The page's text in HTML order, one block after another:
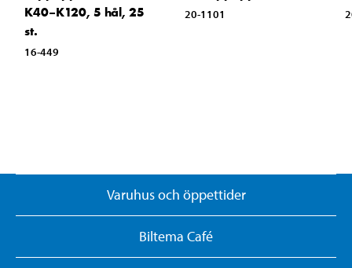
K40–K120, 5 hål, 25
st.
16-449
20-1101
Varuhus och öppettider
Biltema Café